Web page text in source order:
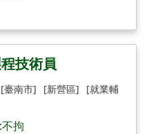
技術員
[臺南市] [新營區]
[就業輔
拘